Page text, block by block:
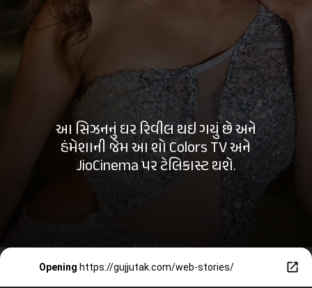
આ સિઝનનું ઘર રિવીલ થઇ ગયું છે અને
હંમેશાની જેમ આ શો Colors TV અને
JioCinemaપર ટેલિકાસ્ટ થશે.
Opening https://gujjutak.com/web-stories/